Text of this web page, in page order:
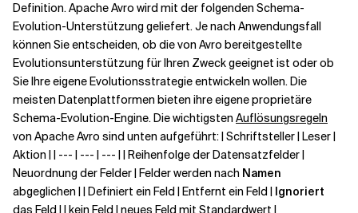
Definition. Apache Avro wird mit der folgenden Schema-
Evolution-Unterstützung geliefert. Je nach Anwendungsfall
können Sie entscheiden, ob die von Avro bereitgestellte
Evolutionsunterstützung für Ihren Zweck geeignet ist oder ob
Sie Ihre eigene Evolutionsstrategie entwickeln wollen. Die
meisten Datenplattformen bieten ihre eigene proprietäre
Schema-Evolution-Engine. Die wichtigsten Auflösungsregeln
von Apache Avro sind unten aufgeführt: | Schriftsteller | Leser |
Aktion | | --- | --- | --- | | Reihenfolge der Datensatzfelder |
Neuordnung der Felder | Felder werden nach Namen
abgeglichen | | Definiert ein Feld | Entfernt ein Feld | Ignoriert
das Feld | | kein Feld | neues Feld mit Standardwert |